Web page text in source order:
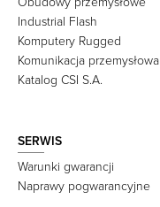
Industrial Flash
Komputery Rugged
Komunikacja przemysłowa
Katalog CSI S.A.
SERWIS
Warunki gwarancji
Naprawy pogwarancyjne